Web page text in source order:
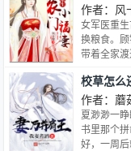
作者：风
女军医重
换粮食。
带着全家
校草怎么
作者：蘑
夏渺渺一
书里那个
好，一周